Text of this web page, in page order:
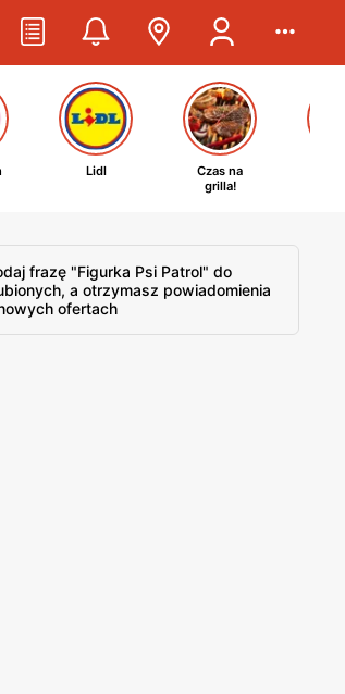
Lidl
Czas na
grilla!
frazę "Figurka Psi Patrol" do
a otrzymasz powiadomienia
ofertach